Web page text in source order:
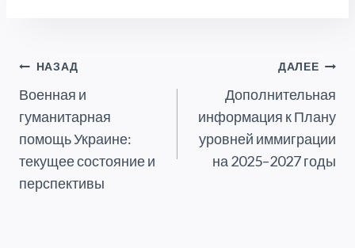
Навигация
По
Записям
НАЗАД
Военная и
гуманитарная
помощь Украине:
текущее состояние и
перспективы
ДАЛЕЕ
Дополнительная
информация к Плану
уровней иммиграции
на 2025–2027 годы